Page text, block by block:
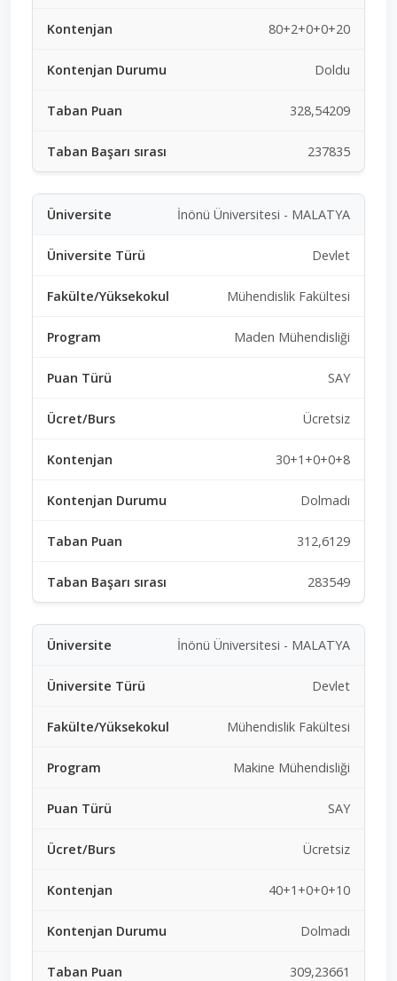
80+2+0+0+20
Doldu
328,54209
237835
İnönü Üniversitesi - MALATYA
Devlet
Mühendislik Fakültesi
Maden Mühendisliği
SAY
Ücretsiz
30+1+0+0+8
Dolmadı
312,6129
283549
İnönü Üniversitesi - MALATYA
Devlet
Mühendislik Fakültesi
Makine Mühendisliği
SAY
Ücretsiz
40+1+0+0+10
Dolmadı
309,23661